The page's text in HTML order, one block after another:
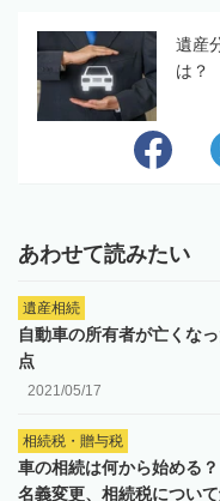
遺産
は？
あわせて読みたい
遺産相続
自動車の所有者が亡くな
点
2021/05/17
相続税・贈与税
車の相続は何から始める
名義変更、相続税につい